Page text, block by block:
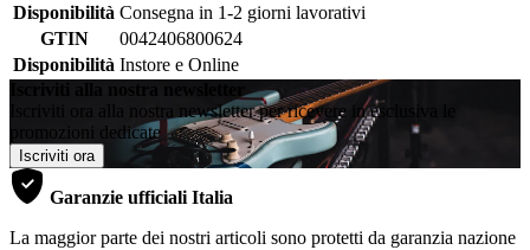
Disponibilità Consegna in 1-2 giorni lavorativi
GTIN
0042406800624
Disponibilità Instore e Online
Iscriviti alla nostra newsletter
Iscriviti ora alla nostra newsletter per ricevere in esclusiva le
promozioni dedicate
Iscriviti ora
Garanzie ufficiali Italia
La maggior parte dei nostri articoli sono protetti da garanzia nazione